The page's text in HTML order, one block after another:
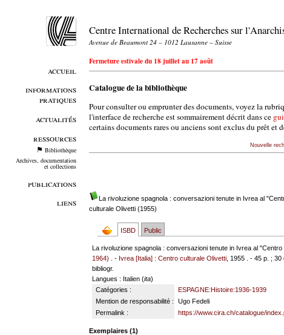
accueil
informations
pratiques
actualités
ressources
Bibliothèque
Archives, documentation
et collections
publications
liens
Centre International de Recherches sur
Avenue de Beaumont 24 – 1012 Lausanne – Suisse
Fermeture estivale du 18 juillet au 17 août
Catalogue de la bibliothèque
Pour consulter ou emprunter des documents, voyez la
l'interface de recherche est sommairement décrit dans ce
certains documents rares ou anciens sont exclus du prêt et
Nouvelle
La rivoluzione spagnola : conversazioni tenute in Ivrea al
culturale Olivetti (1955)
ISBD Public
La rivoluzione spagnola : conversazioni tenute in Ivrea al
1964)
. - Ivrea [Italia] : Centro culturale Olivetti , 1955 . - 45 p. ;
bibliogr.
Langues : Italien (ita)
Catégories :
ESPAGNE:Histoire:1936-1939
Mention de responsabilité :
Ugo Fedeli
Permalink :
https://www.cira.ch/catalogue/
Exemplaires (1)